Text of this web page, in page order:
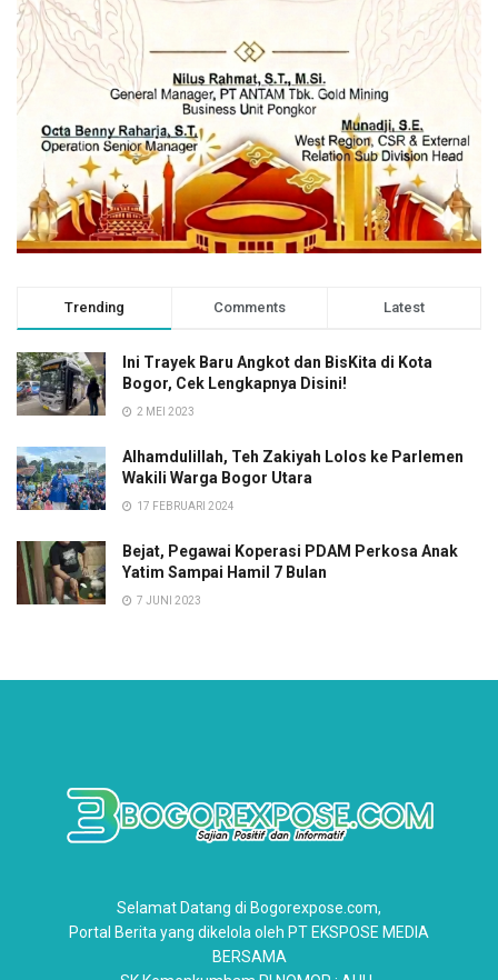
Trending Comments Latest
Ini Trayek Baru Angkot dan BisKita di Kota
Bogor, Cek Lengkapnya Disini!
2 MEI 2023
Alhamdulillah, Teh Zakiyah Lolos ke Parlemen
Wakili Warga Bogor Utara
17 FEBRUARI 2024
Bejat, Pegawai Koperasi PDAM Perkosa Anak
Yatim Sampai Hamil 7 Bulan
7 JUNI 2023
Selamat Datang di Bogorexpose.com,
Portal Berita yang dikelola oleh PT EKSPOSE MEDIA
BERSAMA